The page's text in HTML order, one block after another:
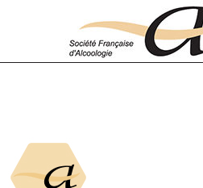
Panneau de gestion des cookies